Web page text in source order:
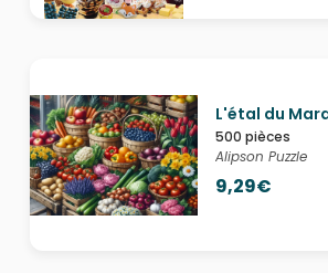
L'étal du
500 pièces
Alipson Puzzle
9,29€